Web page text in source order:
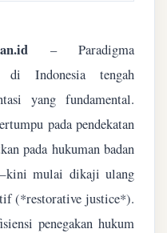
– Paradigma
di Indonesia tengah
yang fundamental.
pada pendekatan
pada hukuman badan
mulai dikaji ulang
(*restorative justice*).
penegakan hukum